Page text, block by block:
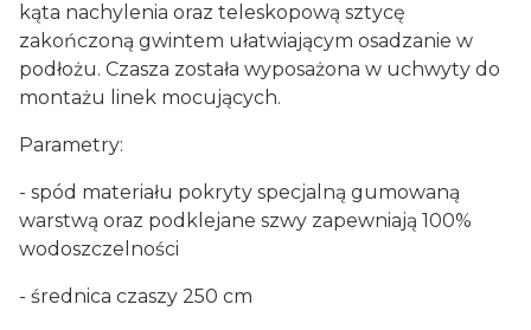
kąta nachylenia oraz teleskopową sztycę
zakończoną gwintem ułatwiającym osadzanie w
podłożu. Czasza została wyposażona w uchwyty do
montażu linek mocujących.
Parametry:
- spód materiału pokryty specjalną gumowaną
warstwą oraz podklejane szwy zapewniają 100%
wodoszczelności
- średnica czaszy 250 cm